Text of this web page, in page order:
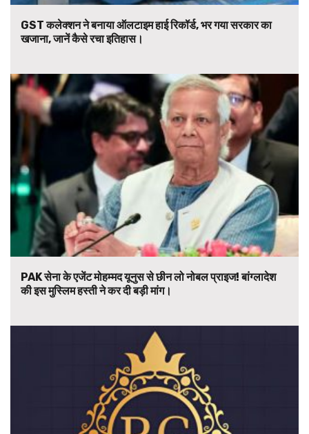
GST कलेक्शन ने बनाया ऑलटाइम हाई रिकॉर्ड, भर गया सरकार का
खजाना, जानें कैसे रचा इतिहास।
PAK सेना के एजेंट मोहम्मद यूनुस से छीन लो नोबल प्राइज! बांग्लादेश
की इस मुस्लिम हस्ती ने कर दी बड़ी मांग।